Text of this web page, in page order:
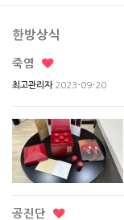
한방상식
죽염
최고관리자 2023-09-20
공진단